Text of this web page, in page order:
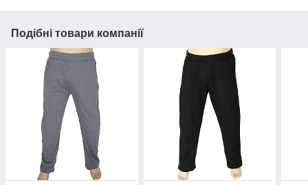
Подібні товари компанії